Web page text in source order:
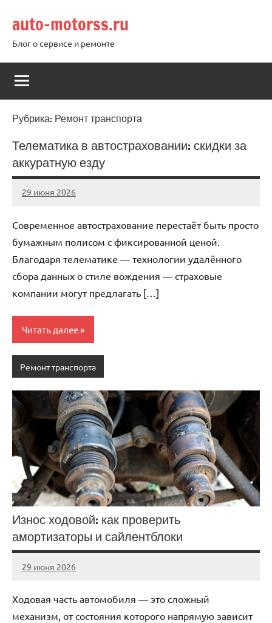
содержимому
auto-motorss.ru
Блог о сервисе и ремонте
Рубрика: Ремонт транспорта
Телематика в автостраховании: скидки за
аккуратную езду
29 июня 2026
auto_motorss
Нет
Современное автострахование перестаёт быть просто
бумажным полисом с фиксированной ценой.
Благодаря телематике — технологии удалённого
сбора данных о стиле вождения — страховые
компании могут предлагать […]
Читать далее
Ремонт транспорта
Износ ходовой: как проверить
амортизаторы и сайлентблоки
29 июня 2026
auto_motorss
Нет
Ходовая часть автомобиля — это сложный
механизм, от состояния которого напрямую зависит